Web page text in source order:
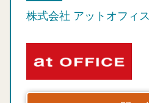
株式会社 アットオフィス